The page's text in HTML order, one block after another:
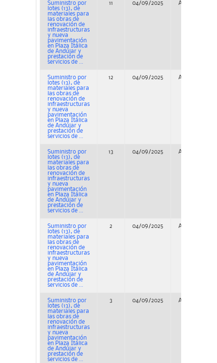
Suministro por
lotes (13), de
materiales para
las obras de
renovación de
infraestructuras
y nueva
pavimentación
en Plaza Itálica
de Andújar y
prestación de
servicios de ...
11 04/09/2025 Adjudicación
Suministro por
lotes (13), de
materiales para
las obras de
renovación de
infraestructuras
y nueva
pavimentación
en Plaza Itálica
de Andújar y
prestación de
servicios de ...
12 04/09/2025 Adjudicación
Suministro por
lotes (13), de
materiales para
las obras de
renovación de
infraestructuras
y nueva
pavimentación
en Plaza Itálica
de Andújar y
prestación de
servicios de ...
13 04/09/2025 Adjudicación
Suministro por
lotes (13), de
materiales para
las obras de
renovación de
infraestructuras
y nueva
pavimentación
en Plaza Itálica
de Andújar y
prestación de
servicios de ...
2 04/09/2025 Adjudicación
Suministro por
lotes (13), de
materiales para
las obras de
renovación de
infraestructuras
y nueva
pavimentación
en Plaza Itálica
de Andújar y
prestación de
servicios de ...
3 04/09/2025 Adjudicación